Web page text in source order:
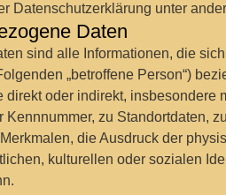
Datenschutzerklärung unter
Daten
sind alle Informationen, die
„betroffene Person“)
direkt oder indirekt, insbesondere
Kennnummer, zu Standortdaten,
die Ausdruck der
kulturellen oder sozialen